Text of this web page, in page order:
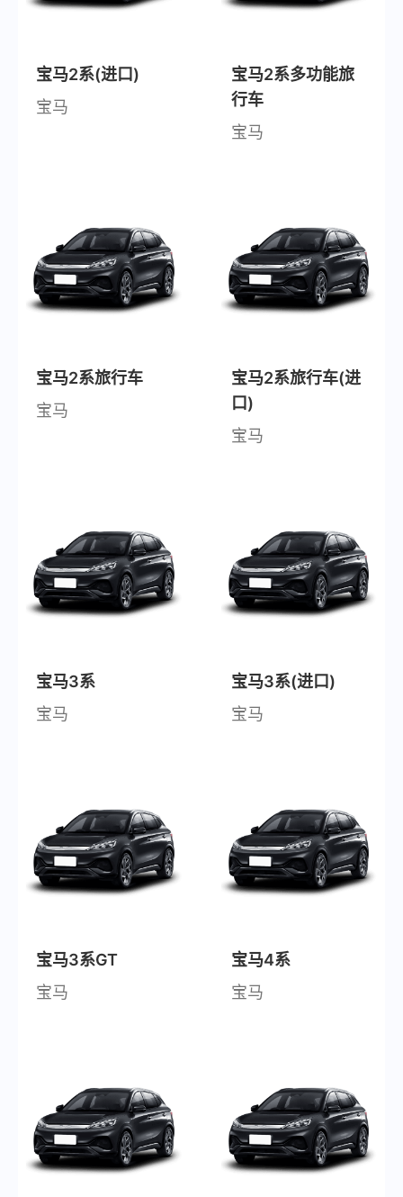
宝马2系(进口)
宝马
宝马2系多功能旅
行车
宝马
宝马2系旅行车
宝马
宝马2系旅行车(进
口)
宝马
宝马3系
宝马
宝马3系(进口)
宝马
宝马3系GT
宝马
宝马4系
宝马